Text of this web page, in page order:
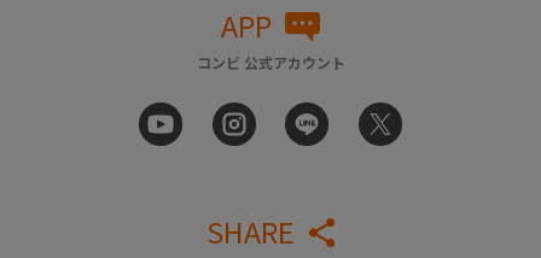
APP
コンビ 公式アカウント
SHARE